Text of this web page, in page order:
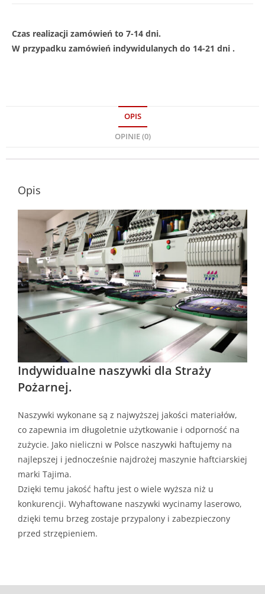
Czas realizacji zamówień to 7-14 dni.
W przypadku zamówień indywidulanych do 14-21 dni .
OPIS
OPINIE (0)
Opis
Indywidualne naszywki dla Straży
Pożarnej.
Naszywki wykonane są z najwyższej jakości materiałów,
co zapewnia im długoletnie użytkowanie i odporność na
zużycie. Jako nieliczni w Polsce naszywki haftujemy na
najlepszej i jednocześnie najdrożej maszynie haftciarskiej
marki Tajima.
Dzięki temu jakość haftu jest o wiele wyższa niż u
konkurencji. Wyhaftowane naszywki wycinamy laserowo,
dzięki temu brzeg zostaje przypalony i zabezpieczony
przed strzępieniem.